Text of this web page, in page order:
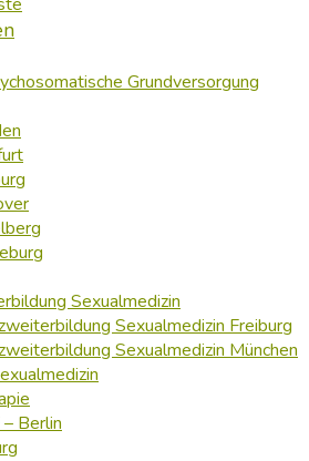
Grundversorgung
Sexualmedizin
Sexualmedizin Freiburg
Sexualmedizin München
Berlin